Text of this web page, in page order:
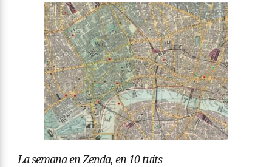
La semana en Zenda, en 10 tuits